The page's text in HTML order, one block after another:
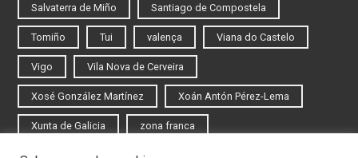
Salvaterra de Miño Santiago de Compostela
Tomiño Tui valença Viana do Castelo
Vigo Vila Nova de Cerveira
Xosé González Martínez Xoán Antón Pérez-Lema
Xunta de Galicia zona franca